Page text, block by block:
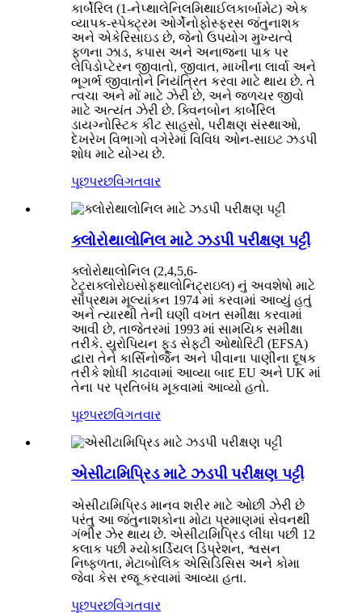
કાર્બેરિલ (1-નેપ્થાલેનિલમિથાઈલકાર્બામેટ) એક
વ્યાપક-સ્પેક્ટ્રમ ઓર્ગેનોફોસ્ફરસ જંતુનાશક
અને એકેરિસાઇડ છે, જેનો ઉપયોગ મુખ્યત્વે
ફળના ઝાડ, કપાસ અને અનાજના પાક પર
લેપિડોપ્ટેરન જીવાતો, જીવાત, માખીના લાર્વા અને
ભૂગર્ભ જીવાતોને નિયંત્રિત કરવા માટે થાય છે. તે
ત્વચા અને મોં માટે ઝેરી છે, અને જળચર જીવો
માટે અત્યંત ઝેરી છે. ક્વિનબોન કાર્બેરિલ
ડાયગ્નોસ્ટિક કીટ સાહસો, પરીક્ષણ સંસ્થાઓ,
દેખરેખ વિભાગો વગેરેમાં વિવિધ ઓન-સાઇટ ઝડપી
શોધ માટે યોગ્ય છે.
પૂછપરછવિગતવાર
ક્લોરોથાલોનિલ માટે ઝડપી પરીક્ષણ પટ્ટી
ક્લોરોથાલોનિલ (2,4,5,6-
ટેટ્રાક્લોરોઇસોફ્થાલોનિટ્રાઇલ) નું અવશેષો માટે
સૌપ્રથમ મૂલ્યાંકન 1974 માં કરવામાં આવ્યું હતું
અને ત્યારથી તેની ઘણી વખત સમીક્ષા કરવામાં
આવી છે, તાજેતરમાં 1993 માં સામયિક સમીક્ષા
તરીકે. યુરોપિયન ફૂડ સેફ્ટી ઓથોરિટી (EFSA)
દ્વારા તેને કાર્સિનોજેન અને પીવાના પાણીના દૂષક
તરીકે શોધી કાઢવામાં આવ્યા બાદ EU અને UK માં
તેના પર પ્રતિબંધ મૂકવામાં આવ્યો હતો.
પૂછપરછવિગતવાર
એસીટામિપ્રિડ માટે ઝડપી પરીક્ષણ પટ્ટી
એસીટામિપ્રિડ માનવ શરીર માટે ઓછી ઝેરી છે
પરંતુ આ જંતુનાશકોના મોટા પ્રમાણમાં સેવનથી
ગંભીર ઝેર થાય છે. એસીટામિપ્રિડ લીધા પછી 12
કલાક પછી મ્યોકાર્ડિયલ ડિપ્રેશન, શ્વસન
નિષ્ફળતા, મેટાબોલિક એસિડિસિસ અને કોમા
જેવા કેસ રજૂ કરવામાં આવ્યા હતા.
પૂછપરછવિગતવાર